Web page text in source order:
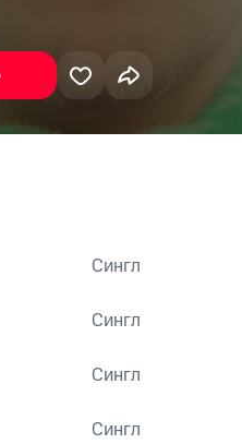
Сингл
Сингл
Сингл
Сингл